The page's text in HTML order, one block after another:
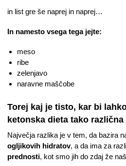
in list gre še naprej in naprej…
In namesto vsega tega jejte:
meso
ribe
zelenjavo
naravne maščobe
Torej kaj je tisto, kar bi
ketonska dieta tako
Največja razlika je v tem, da bazira
ogljikovih hidratov, a da ima za
prednosti, kot smo jih do zdaj že